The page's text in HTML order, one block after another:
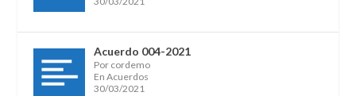
Acuerdo 004-2021
Por cordemo
En Acuerdos
30/03/2021